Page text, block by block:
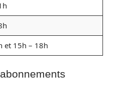
et 15h – 18h